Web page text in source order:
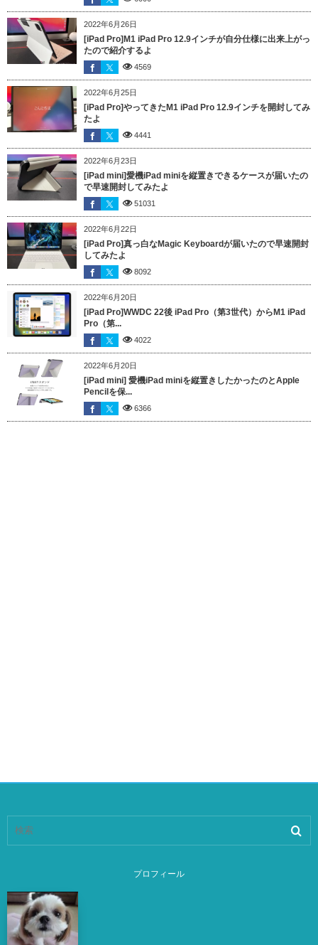
2022年6月26日
[iPad Pro]M1 iPad Pro 12.9インチが自分仕様に出来上がっ
たので紹介するよ
4569
2022年6月25日
[iPad Pro]やってきたM1 iPad Pro 12.9インチを開封してみ
たよ
4441
2022年6月23日
[iPad mini]愛機iPad miniを縦置きできるケースが届いたの
で早速開封してみたよ
51031
2022年6月22日
[iPad Pro]真っ白なMagic Keyboardが届いたので早速開封
してみたよ
8092
2022年6月20日
[iPad Pro]WWDC 22後 iPad Pro（第3世代）からM1 iPad
Pro（第...
4022
2022年6月20日
[iPad mini] 愛機iPad miniを縦置きしたかったのとApple
Pencilを保...
6366
プロフィール